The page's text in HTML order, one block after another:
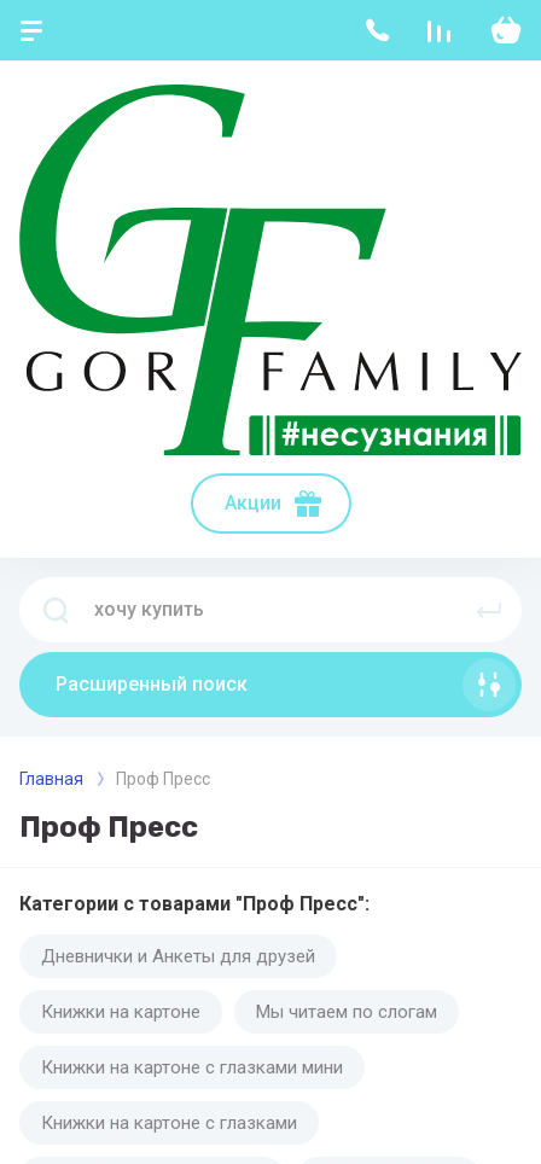
Акции
Расширенный поиск
Главная Проф Пресс
Проф Пресс
Категории с товарами "Проф Пресс":
Дневнички и Анкеты для друзей
Книжки на картоне Мы читаем по слогам
Книжки на картоне с глазками мини
Книжки на картоне с глазками